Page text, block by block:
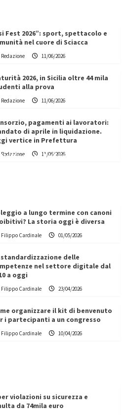
Fest 2026”: sport, spettacolo e
nel cuore di Sciacca
Redazione 11/06/2026
2026, in Sicilia oltre 44 mila
alla prova
Redazione 11/06/2026
pagamenti ai lavoratori:
di aprile in liquidazione.
vertice in Prefettura
Redazione 11/06/2026
contribuisce
a lungo termine con canoni
La storia oggi è diversa
Filippo Cardinale 01/05/2026
standardizzazione delle
nel settore digitale dal
a oggi
Filippo Cardinale 23/04/2026
organizzare il kit di benvenuto
i partecipanti a un congresso
Filippo Cardinale 10/04/2026
violazioni su sicurezza e
da 74mila euro